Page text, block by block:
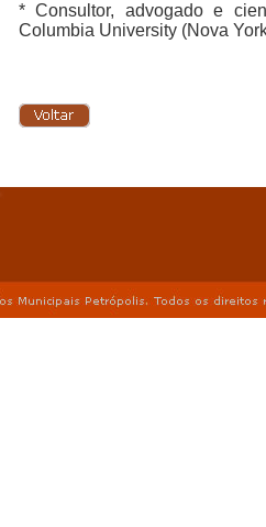
* Consultor, advogado e
Columbia University (Nova